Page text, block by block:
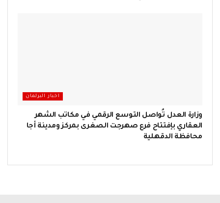
اخبار البرلمان
وزارة العدل تُواصل التوسع الرقمي في مكاتب الشهر
العقاري بإفتتاح فرع صهرجت الصغرى بمركز ومدينة أجا
محافظة الدقهلية